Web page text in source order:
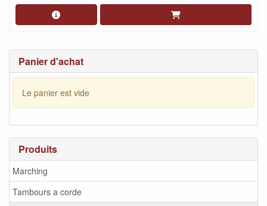
Panier d'achat
Le panier est vide
Produits
Marching
Tambours a corde